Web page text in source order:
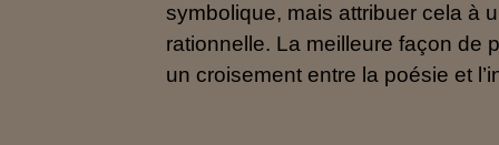
symbolique, mais attribuer cela à
rationnelle. La meilleure façon de
un croisement entre la poésie et